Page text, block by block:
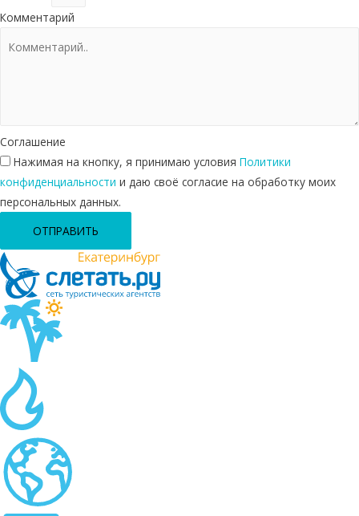
Комментарий
Соглашение
Нажимая на кнопку, я принимаю условия Политики
конфиденциальности и даю своё согласие на обработку моих
персональных данных.
ОТПРАВИТЬ